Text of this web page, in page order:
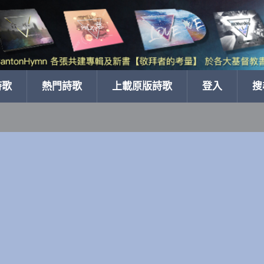
熱門詩歌 上載原版詩歌 登入